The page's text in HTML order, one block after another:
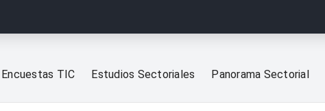
Encuestas TIC Estudios Sectoriales Panorama Sectorial